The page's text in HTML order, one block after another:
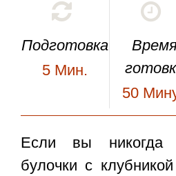
Подготовка
5 Мин.
50
Если вы никогда
булочки с